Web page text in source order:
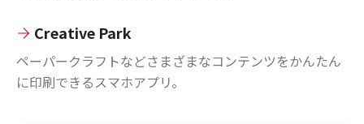
Creative Park
ペーパークラフトなどさまざまなコンテンツをかんたん
に印刷できるスマホアプリ。